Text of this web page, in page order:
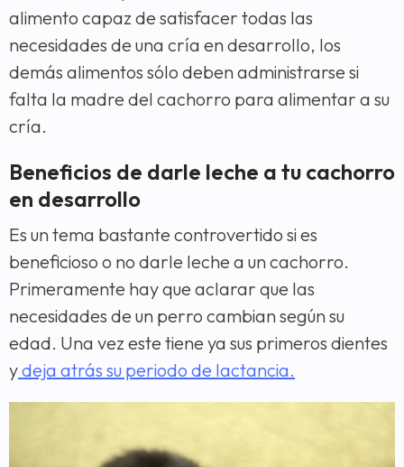
alimento capaz de satisfacer todas las
necesidades de una cría en desarrollo, los
demás alimentos sólo deben administrarse si
falta la madre del cachorro para alimentar a su
cría.
Beneficios de darle leche a tu cachorro
en desarrollo
Es un tema bastante controvertido si es
beneficioso o no darle leche a un cachorro.
Primeramente hay que aclarar que las
necesidades de un perro cambian según su
edad. Una vez este tiene ya sus primeros dientes
ydeja atrás su periodo de lactancia.